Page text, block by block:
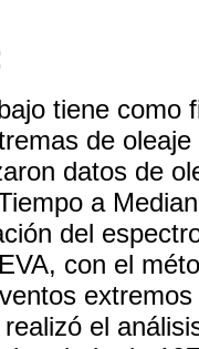
tiene como
de
datos de
a
del
con el
el